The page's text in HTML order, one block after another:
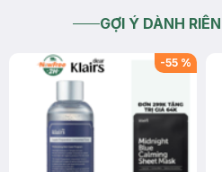
GỢI Ý DÀNH
-55 %